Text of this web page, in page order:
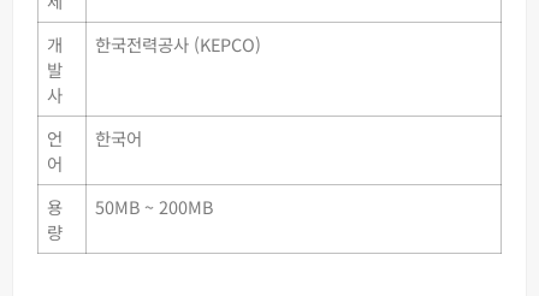
개
발
사
한국전력공사 (KEPCO)
언
어
한국어
용
량
50MB ~ 200MB